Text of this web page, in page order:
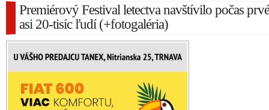
Premiérový Festival letectva navštívilo počas
asi 20-tisíc ľudí (+fotogaléria)
AKTUALIZÁCIA – nedeľa 5. mája o 9:34:
nárazový vietor a nízke teploty.